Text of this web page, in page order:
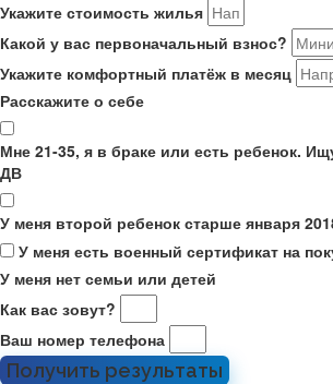
Укажите стоимость жилья
Какой у вас первоначальный взнос?
Укажите комфортный платёж в месяц
Расскажите о себе
Мне 21-35, я в браке или есть ребенок.
ДВ
У меня второй ребенок старше января
У меня есть военный сертификат на
У меня нет семьи или детей
Как вас зовут?
Ваш номер телефона
Получить результаты